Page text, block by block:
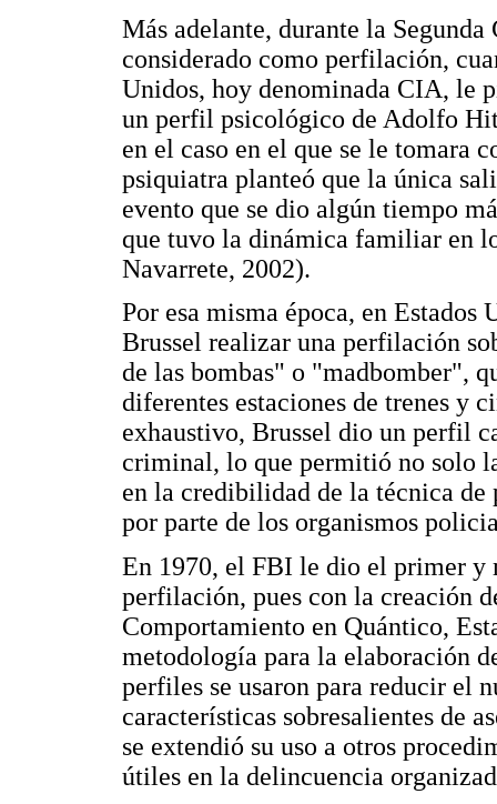
Más adelante, durante la
considerado como perfilación,
Unidos, hoy denominada CIA, le
un perfil psicológico de Adolfo
en el caso en el que se le tomara
psiquiatra planteó que la única
evento que se dio algún tiempo
que tuvo la dinámica familiar en
Navarrete, 2002).
Por esa misma época, en Estados
Brussel realizar una perfilación
de las bombas" o "madbomber",
diferentes estaciones de trenes y
exhaustivo, Brussel dio un perfil
criminal, lo que permitió no solo
en la credibilidad de la técnica
por parte de los organismos
En 1970, el FBI le dio el primer y
perfilación, pues con la creación
Comportamiento en Quántico,
metodología para la elaboración
perfiles se usaron para reducir el
características sobresalientes de
se extendió su uso a otros
útiles en la delincuencia